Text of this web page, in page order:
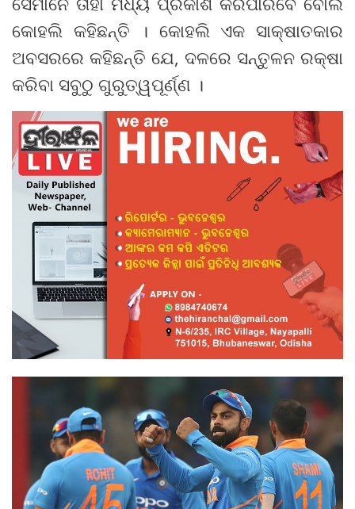
କୋହଲି କହିଛନ୍ତି । କୋହଲି ଏକ ସାକ୍ଷାତକାର
ଅବସରରେ କହିଛନ୍ତି ଯେ, ଦଳରେ ସନ୍ତୁଳନ ରକ୍ଷା
କରିବା ସବୁଠୁ ଗୁରୁତ୍ୱପୂର୍ଣ୍ଣ ।